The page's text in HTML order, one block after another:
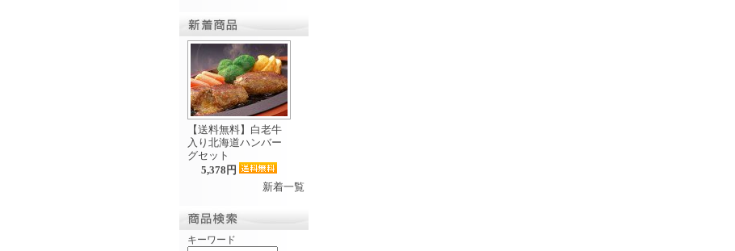
【送料無料】白老牛
入り北海道ハンバー
グセット
5,378円
新着一覧
キーワード